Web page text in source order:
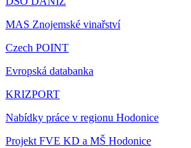
MAS Znojemské vinařství
Czech POINT
Evropská databanka
KRIZPORT
Nabídky práce v regionu Hodonice
Projekt FVE KD a MŠ Hodonice